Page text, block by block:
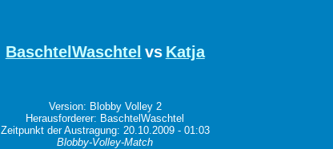
BaschtelWaschtel vs Katja
Version: Blobby Volley 2
Herausforderer: BaschtelWaschtel
Zeitpunkt der Austragung: 20.10.2009 - 01:03
Blobby-Volley-Match